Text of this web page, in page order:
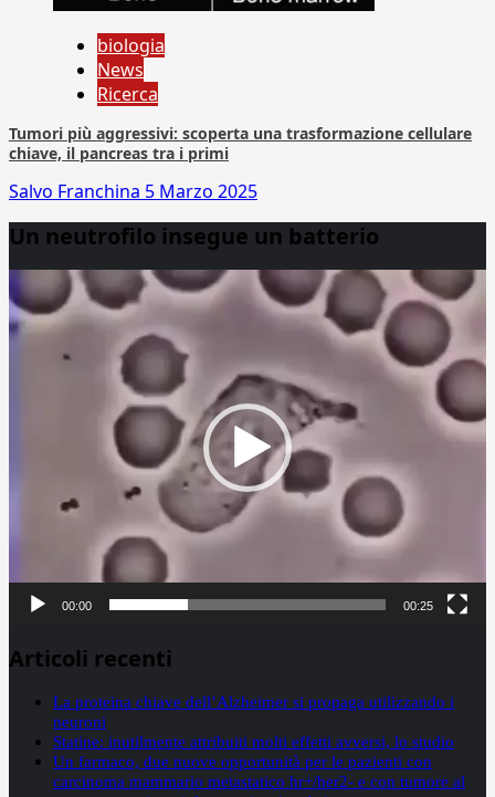
biologia
News
Ricerca
Tumori più aggressivi: scoperta una trasformazione cellulare
chiave, il pancreas tra i primi
Salvo Franchina 5 Marzo 2025
Un neutrofilo insegue un batterio
Player
00:00 00:25
Articoli recenti
La proteina chiave dell’Alzheimer si propaga utilizzando i
neuroni
Statine: inutilmente attribuiti molti effetti avversi, lo studio
Un farmaco, due nuove opportunità per le pazienti con
carcinoma mammario metastatico hr+/her2- e con tumore al